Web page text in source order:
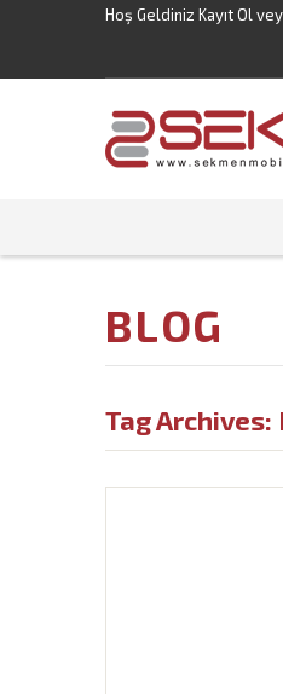
Hoş Geldiniz Kayıt Ol
BLOG
Tag Archives: